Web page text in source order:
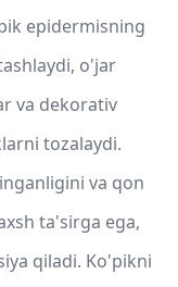
epidermisning
o'jar
va dekorativ
tozalaydi.
va qon
ta'sirga ega,
qiladi. Ko'pikni